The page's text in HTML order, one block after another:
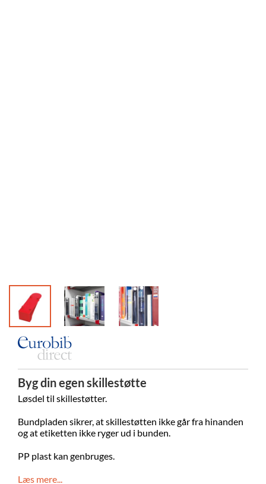
Byg din egen skillestøtte
Løsdel til skillestøtter.
Bundpladen sikrer, at skillestøtten ikke går fra hinanden
og at etiketten ikke ryger ud i bunden.
PP plast kan genbruges.
Læs mere...